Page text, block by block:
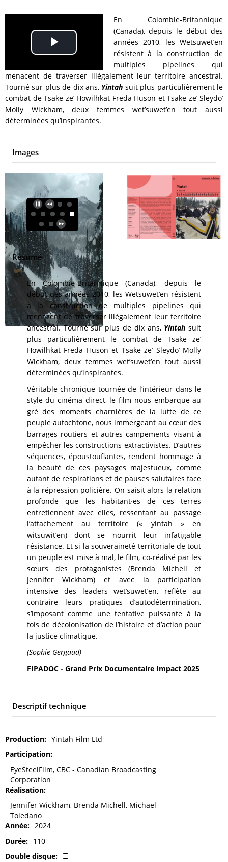
Play
Video
En Colombie-Britannique
(Canada), depuis le début des
années 2010, les Wetsuwet’en
résistent à la construction de
multiples pipelines qui
menacent de traverser illégalement leur territoire ancestral.
Tourné sur plus de dix ans, Yintah suit plus particulièrement le
combat de Tsakë ze’ Howilhkat Freda Huson et Tsakë ze’ Sleydo’
Molly Wickham, deux femmes wet’suwet’en tout aussi
déterminées qu’inspirantes.
Images
Résumé
En Colombie-Britannique (Canada), depuis le
début des années 2010, les Wetsuwet’en résistent
à la construction de multiples pipelines qui
menacent de traverser illégalement leur territoire
ancestral. Tourné sur plus de dix ans, Yintah suit
plus particulièrement le combat de Tsakë ze’
Howilhkat Freda Huson et Tsakë ze’ Sleydo’ Molly
Wickham, deux femmes wet’suwet’en tout aussi
déterminées qu’inspirantes.
Véritable chronique tournée de l’intérieur dans le
style du cinéma direct, le film nous embarque au
gré des moments charnières de la lutte de ce
peuple autochtone, nous immergeant au cœur des
barrages routiers et autres campements visant à
empêcher les constructions extractivistes. D’autres
séquences, époustouflantes, rendent hommage à
la beauté de ces paysages majestueux, comme
autant de respirations et de pauses salutaires face
à la répression policière. On saisit alors la relation
profonde que les habitant·es de ces terres
entretiennent avec elles, ressentant au passage
l’attachement au territoire (« yintah » en
witsuwit’en) dont se nourrit leur infatigable
résistance. Et si la souveraineté territoriale de tout
un peuple est mise à mal, le film, co-réalisé par les
sœurs des protagonistes (Brenda Michell et
Jennifer Wickham) et avec la participation
intensive des leaders wet’suwet’en, reflète au
contraire leurs pratiques d’autodétermination,
s’imposant comme une tentative puissante à la
fois de décolonisation de l’histoire et d’action pour
la justice climatique.
(Sophie Gergaud)
FIPADOC - Grand Prix Documentaire Impact 2025
Descriptif technique
Production
Yintah Film Ltd
Participation
EyeSteelFilm, CBC - Canadian Broadcasting
Corporation
Réalisation
Jennifer Wickham, Brenda Michell, Michael
Toledano
Année
2024
Durée
110'
Double disque